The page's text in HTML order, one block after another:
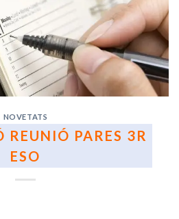
NOVETATS
REUNIÓ PARES 3R
ESO